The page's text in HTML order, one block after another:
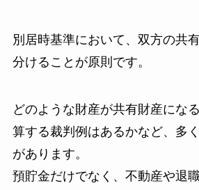
別居時基準において、双方の共
分けることが原則です。
どのような財産が共有財産にな
算する裁判例はあるかなど、多
があります。
預貯金だけでなく、不動産や退